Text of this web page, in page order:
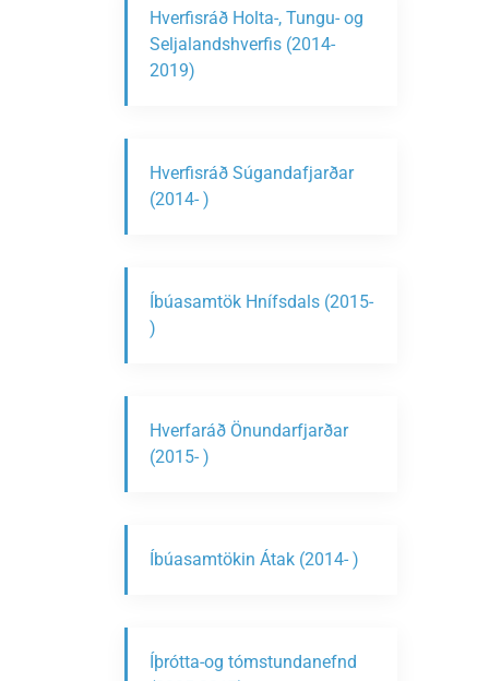
Hverfisráð Holta-, Tungu- og
Seljalandshverfis (2014-
2019)
Hverfisráð Súgandafjarðar
(2014- )
Íbúasamtök Hnífsdals (2015-
)
Hverfaráð Önundarfjarðar
(2015- )
Íbúasamtökin Átak (2014- )
Íþrótta-og tómstundanefnd